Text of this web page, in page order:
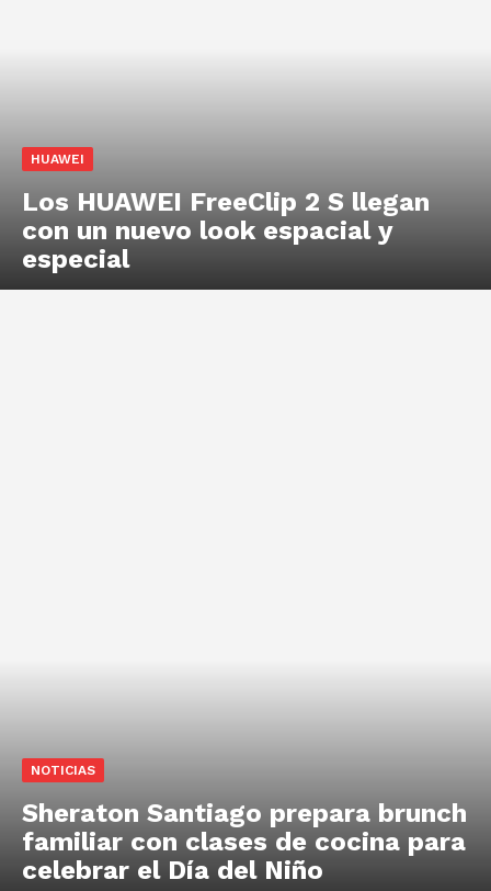
HUAWEI
Los HUAWEI FreeClip 2 S llegan
con un nuevo look espacial y
especial
NOTICIAS
Sheraton Santiago prepara brunch
familiar con clases de cocina para
celebrar el Día del Niño